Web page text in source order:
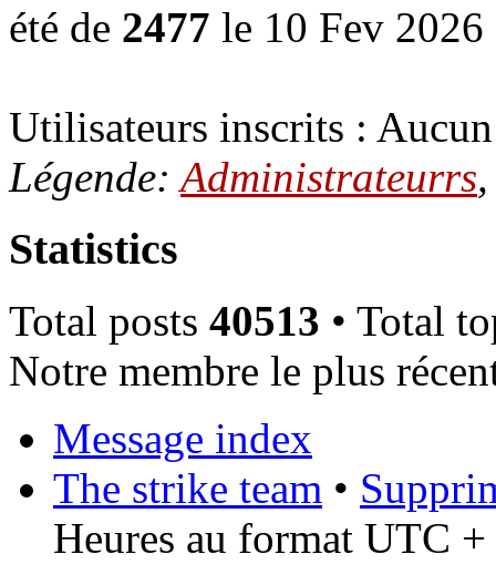
été de 2477 le 10 Fev
Utilisateurs inscrits :
Légende:Administrateurrs
Statistics
Total posts 40513 • Total
Notre membre le plus
Message index
The strike team •
Heures au format UTC